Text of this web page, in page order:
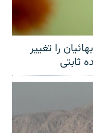
را تغییر
ثابتی